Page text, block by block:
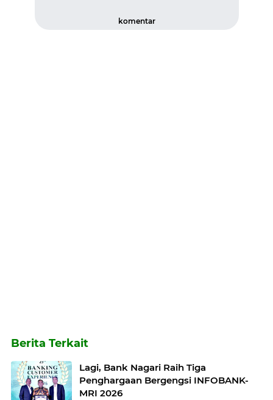
komentar
Berita Terkait
Lagi, Bank Nagari Raih Tiga
Penghargaan Bergengsi INFOBANK-
MRI 2026